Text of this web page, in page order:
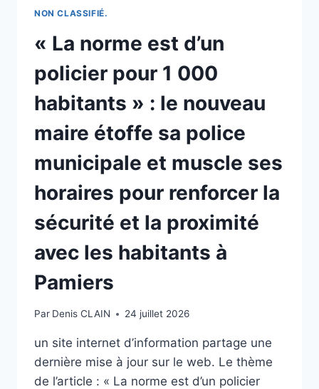
NON CLASSIFIÉ.
« La norme est d’un
policier pour 1 000
habitants » : le nouveau
maire étoffe sa police
municipale et muscle ses
horaires pour renforcer la
sécurité et la proximité
avec les habitants à
Pamiers
Par Denis CLAIN 24 juillet 2026
un site internet d’information partage une
dernière mise à jour sur le web. Le thème
de l’article : « La norme est d’un policier